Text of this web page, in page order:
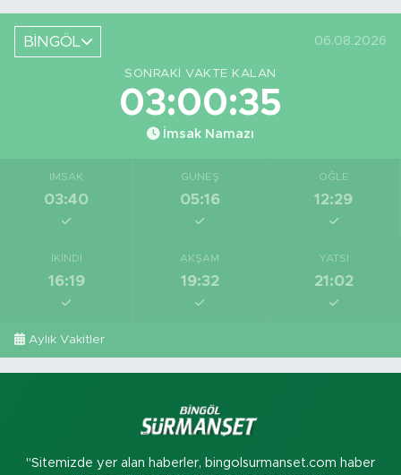
BİNGÖL 06.08.2026
SONRAKI VAKTE KALAN
03:00:35
İmsak Namazı
İMSAK
03:40
GÜNEŞ
05:16
ÖĞLE
12:29
İKINDI
16:19
AKŞAM
19:32
YATSI
21:02
Aylık Vakitler
"Sitemizde yer alan haberler, bingolsurmanset.com haber